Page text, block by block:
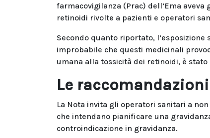
farmacovigilanza (Prac) dell’Ema
retinoidi rivolte a pazienti e operatori
Secondo quanto riportato,
improbabile che questi medicinali
umana alla tossicità dei retinoidi, è
Le
La Nota invita gli operatori sanitari a
che intendano pianificare una
controindicazione in gravidanza.